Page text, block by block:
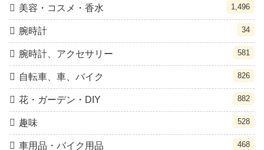
美容・コスメ・香水 1,496
腕時計 34
腕時計、アクセサリー 581
自転車、車、バイク 826
花・ガーデン・DIY 882
趣味 528
車用品・バイク用品 468